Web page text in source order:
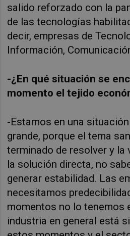
salido reforzado con la
de las tecnologías
decir, empresas de
Información,
-¿En qué situación se
momento el tejido
-Estamos en una
grande, porque el tema
terminado de resolver y la
la solución directa, no
generar estabilidad. Las
necesitamos
momentos no lo tenemos
industria en general está